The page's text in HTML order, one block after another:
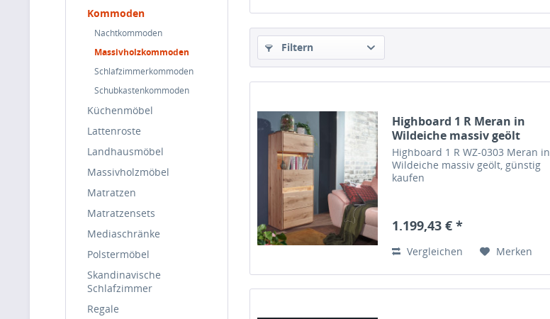
Kommoden
Nachtkommoden
Massivholzkommoden
Schlafzimmerkommoden
Schubkastenkommoden
Küchenmöbel
Lattenroste
Landhausmöbel
Massivholzmöbel
Matratzen
Matratzensets
Mediaschränke
Polstermöbel
Skandinavische
Schlafzimmer
Regale
Filtern
Highboard 1 R Meran in
Wildeiche massiv geölt
Highboard 1 R WZ-0303 Meran in
Wildeiche massiv geölt, günstig
kaufen
1.199,43 € *
Vergleichen Merken